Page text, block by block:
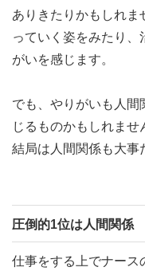
ありきたりかもしれま
っていく姿をみたり、
がいを感じます。
でも、やりがいも人
じるものかもしれませ
結局は人間関係も大事
圧倒的1位は人間関係
仕事をする上でナース